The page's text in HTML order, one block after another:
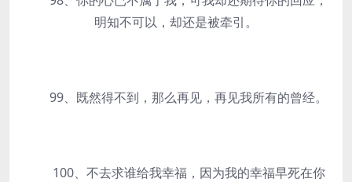
明知不可以，却还是被牵引。
99、既然得不到，那么再见，再见我所有的曾经。
100、不去求谁给我幸福，因为我的幸福早死在你